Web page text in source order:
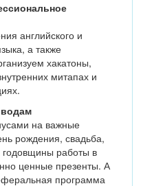
английского и
а также
хакатоны,
митапах и
на важные
рождения, свадьба,
работы в
ценные презенты. А
программа